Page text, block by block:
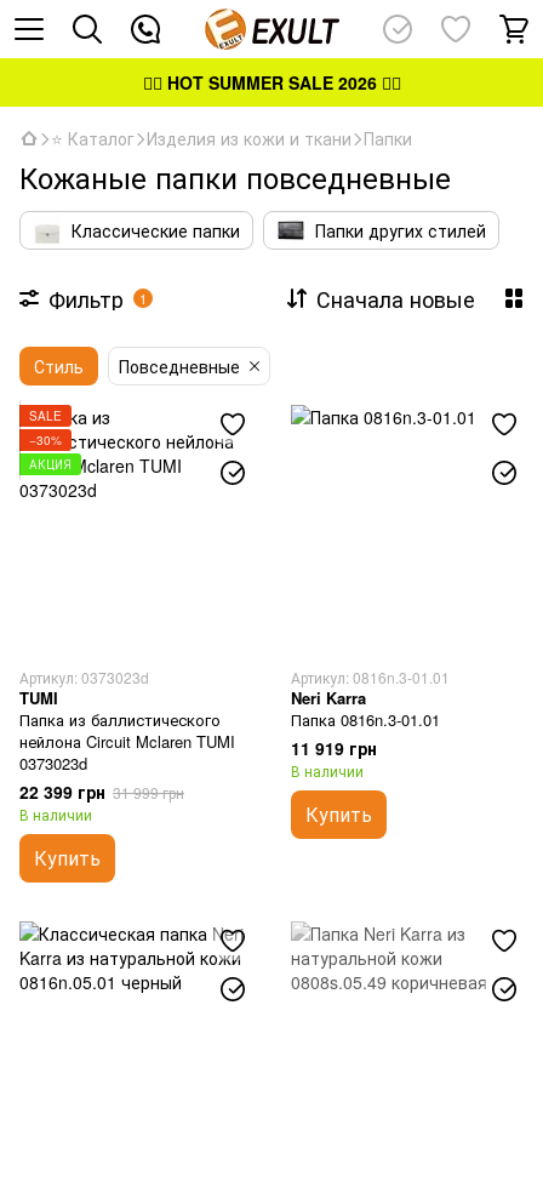
👉🏻 HOT SUMMER SALE 2026👈🏻
⭐ Каталог Изделия из кожи и ткани Папки
Кожаные папки повседневные
Классические папки Папки других стилей
Фильтр 1 Сначала новые
Стиль Повседневные
SALE
−30%
АКЦИЯ
Артикул: 0373023d
TUMI
Папка из баллистического
нейлона Circuit Mclaren TUMI
0373023d
22 399 грн 31 999 грн
В наличии
Купить
Артикул: 0816n.3-01.01
Neri Karra
Папка 0816n.3-01.01
11 919 грн
В наличии
Купить